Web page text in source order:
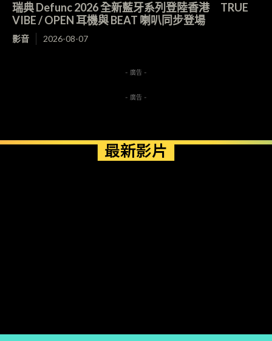
瑞典 Defunc 2026 全新藍牙系列登陸香港 TRUE
VIBE / OPEN 耳機與 BEAT 喇叭同步登場
影音 2026-08-07
- 廣告 -
- 廣告 -
最新影片